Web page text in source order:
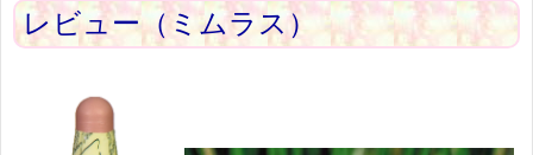
レビュー（ミムラス）